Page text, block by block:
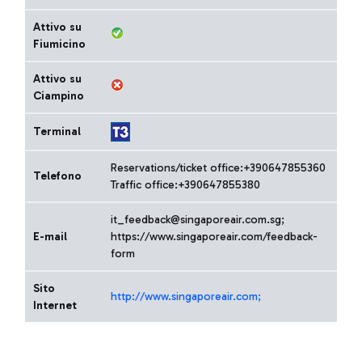
Attivo su
Fiumicino
Attivo su
Ciampino
Terminal
Telefono
Reservations/ticket office:+390647855360
Traffic office:+390647855380
E-mail
it_feedback@singaporeair.com.sg;
https://www.singaporeair.com/feedback-
form
Sito
Internet
http://www.singaporeair.com;